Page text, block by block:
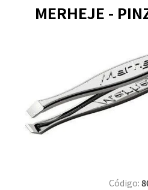
MERHEJE -
Código: